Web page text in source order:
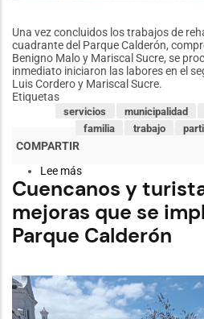
Una vez concluidos los trabajos de
cuadrante del Parque Calderón,
Benigno Malo y Mariscal Sucre, se
inmediato iniciaron las labores en el
Luis Cordero y Mariscal Sucre.
Etiquetas
municipalidad
servicios
trabajo
familia
Lee más
Se
abre
primer
cuadrante
remodelado
Calderón
Cuencanos y
mejoras que se
Parque Calderón